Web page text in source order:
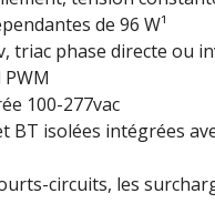
de 96 W¹
triac phase directe ou
100-277vac
BT isolées intégrées
circuits, les